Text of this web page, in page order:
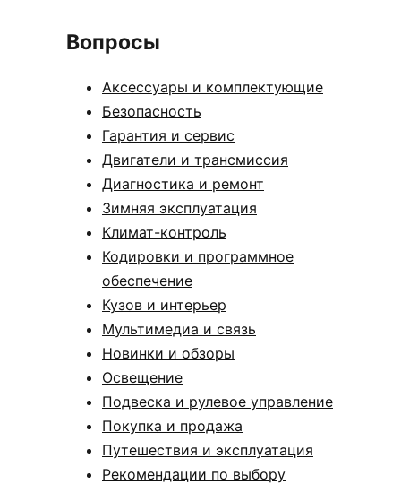
Вопросы
Аксессуары и комплектующие
Безопасность
Гарантия и сервис
Двигатели и трансмиссия
Диагностика и ремонт
Зимняя эксплуатация
Климат-контроль
Кодировки и программное
обеспечение
Кузов и интерьер
Мультимедиа и связь
Новинки и обзоры
Освещение
Подвеска и рулевое управление
Покупка и продажа
Путешествия и эксплуатация
Рекомендации по выбору